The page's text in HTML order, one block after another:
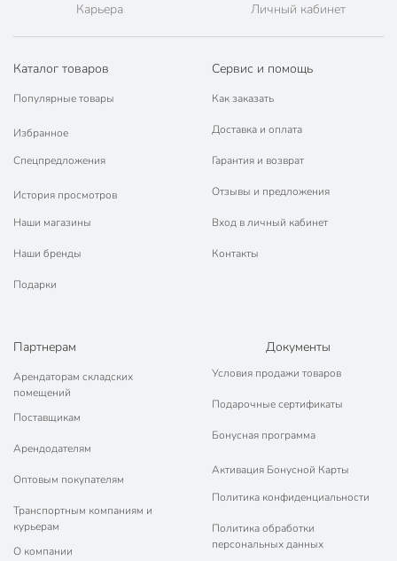
Карьера Личный кабинет
Каталог товаров
Популярные товары
Избранное
Спецпредложения
История просмотров
Наши магазины
Наши бренды
Подарки
Сервис и помощь
Как заказать
Доставка и оплата
Гарантия и возврат
Отзывы и предложения
Вход в личный кабинет
Контакты
Партнерам
Арендаторам складских
помещений
Поставщикам
Арендодателям
Оптовым покупателям
Транспортным компаниям и
курьерам
О компании
Документы
Условия продажи товаров
Подарочные сертификаты
Бонусная программа
Активация Бонусной Карты
Политика конфиденциальности
Политика обработки
персональных данных